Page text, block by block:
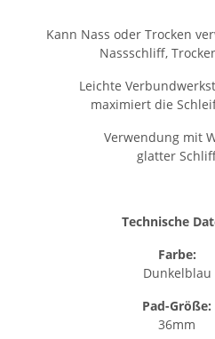
Kann Nass oder Trocken
Nassschliff,
Leichte
maximiert die
Verwendung mit
glatter
Technische
Farbe:
Dunkelblau
Pad-Größe:
36mm